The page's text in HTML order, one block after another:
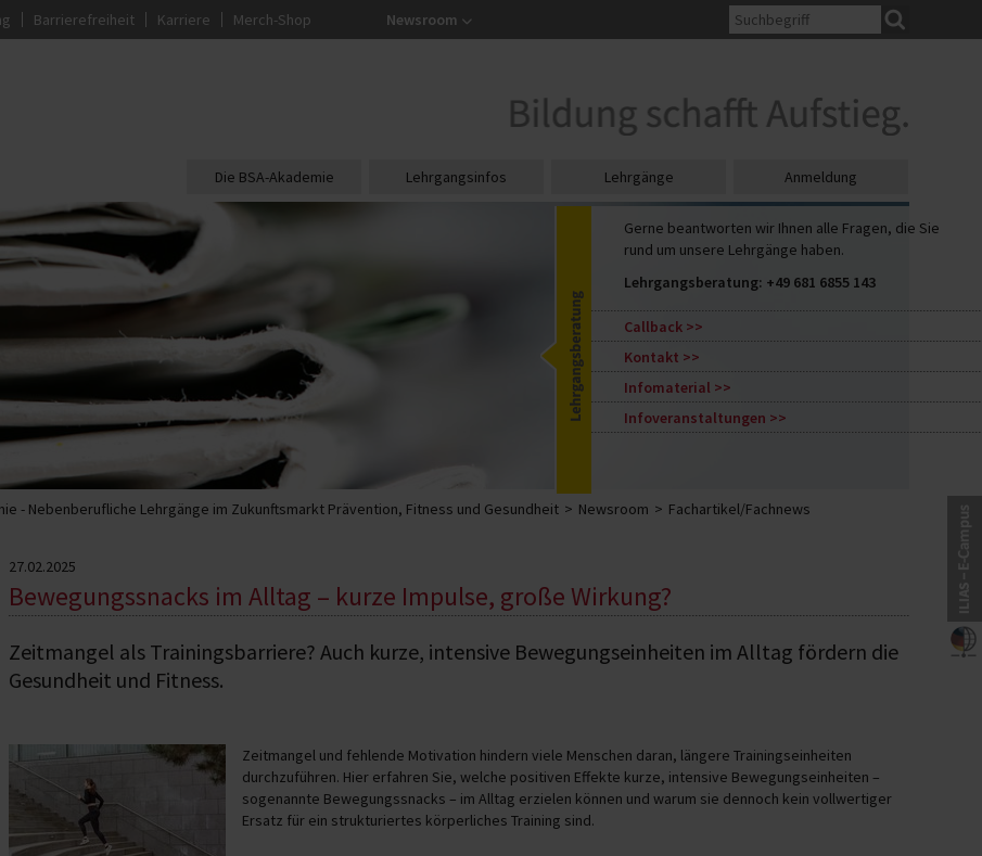
Gerne beantworten wir Ihnen alle Fragen, die Sie
rund um unsere Lehrgänge haben.
Lehrgangsberatung: +49 681 6855 143
Callback
Kontakt
Infomaterial
Infoveranstaltungen
Barrierefreiheit Karriere Merch-Shop Newsroom
Die BSA-Akademie Lehrgangsinfos Lehrgänge Anmeldung
- Nebenberufliche Lehrgänge im Zukunftsmarkt Prävention, Fitness und Gesundheit Newsroom Fachartikel/Fachnews
27.02.2025
Bewegungssnacks im Alltag – kurze Impulse, große Wirkung?
Zeitmangel als Trainingsbarriere? Auch kurze, intensive Bewegungseinheiten im Alltag fördern die
Gesundheit und Fitness.
Zeitmangel und fehlende Motivation hindern viele Menschen daran, längere Trainingseinheiten
durchzuführen. Hier erfahren Sie, welche positiven Effekte kurze, intensive Bewegungseinheiten –
sogenannte Bewegungssnacks – im Alltag erzielen können und warum sie dennoch kein vollwertiger
Ersatz für ein strukturiertes körperliches Training sind.